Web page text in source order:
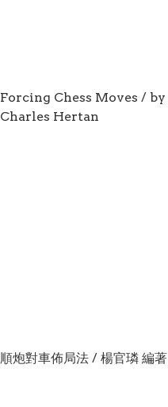
Forcing Chess Moves / by
Charles Hertan
順炮對車佈局法 / 楊官璘 編著